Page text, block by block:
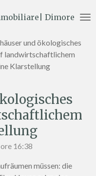
Dimore e
und ökologisches
landwirtschaftlichem
Klarstellung
16:38
müssen: die